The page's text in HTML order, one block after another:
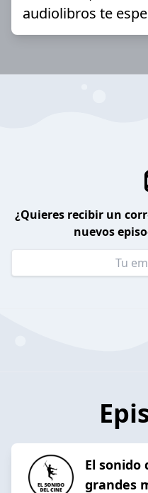
audiolibros te
¿Quieres recibir un
nuevos
El sonido
grandes